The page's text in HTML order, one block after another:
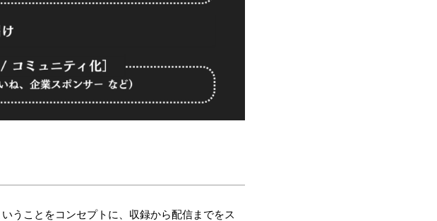
うことをコンセプトに、収録から配信までをス